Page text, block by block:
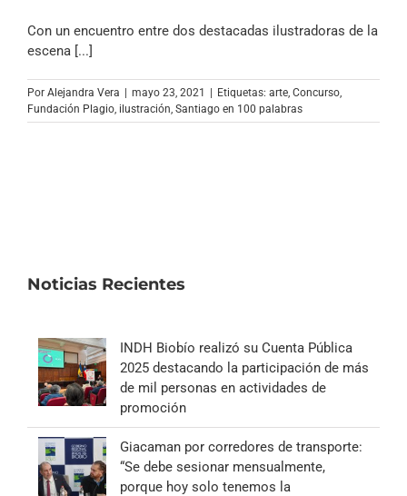
Con un encuentro entre dos destacadas ilustradoras de la
escena [...]
Por Alejandra Vera mayo 23, 2021 Etiquetas: arte, Concurso,
Fundación Plagio, ilustración, Santiago en 100 palabras
Noticias Recientes
INDH Biobío realizó su Cuenta Pública
2025 destacando la participación de más
de mil personas en actividades de
promoción
Giacaman por corredores de transporte:
“Se debe sesionar mensualmente,
porque hoy solo tenemos la